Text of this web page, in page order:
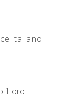
italiano
il loro